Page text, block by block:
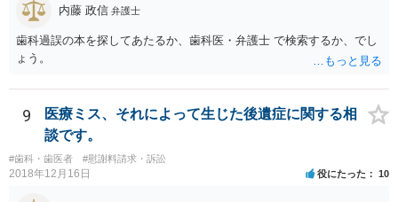
内藤 政信 弁護士
歯科過誤の本を探してあたるか、歯科医・弁護士 で検索するか、でし
ょう。
9
医療ミス、それによって生じた後遺症に関する相
談です。
#歯科・歯医者 #慰謝料請求・訴訟
2018年12月16日 役にたった 10